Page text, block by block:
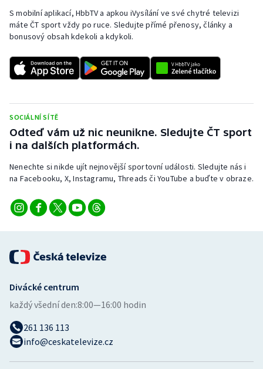
Rychlobruslení
Rychlostní kanoistika
Short track
Stolní tenis
Triatlon
Veslování
Vodní slalom
Volejbal
Ostatní
S mobilní aplikací, HbbTV a apkou iVysílání ve své chytré televizi
máte ČT sport vždy po ruce. Sledujte přímé přenosy, články a
bonusový obsah kdekoli a kdykoli.
SOCIÁLNÍ SÍTĚ
Odteď vám už nic neunikne. Sledujte ČT sport
i na dalších platformách.
Nenechte si nikde ujít nejnovější sportovní události. Sledujte nás i
na Facebooku, X, Instagramu, Threads či YouTube a buďte v obraze.
Divácké centrum
každý všední den:8:00—16:00 hodin
261 136 113
info@ceskatelevize.cz